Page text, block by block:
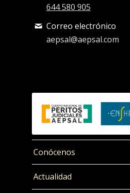
644 580 905
Correo electrónico
aepsal@aepsal.com
Conócenos
Actualidad